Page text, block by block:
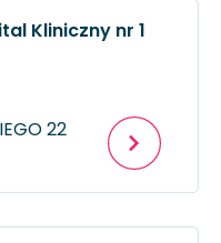
Kliniczny nr 1
22